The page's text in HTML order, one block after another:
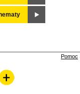
Pomoc